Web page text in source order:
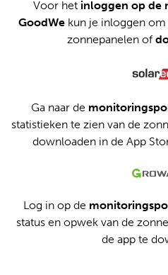
Voor het inloggen op de
GoodWe kun je inloggen om
zonnepanelen of
Ga naar de
statistieken te zien van de
downloaden in de App
Log in op de
status en opwek van de
de app te